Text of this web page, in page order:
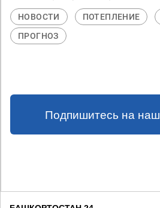
НОВОСТИ ПОТЕПЛЕНИЕ
ПРОГНОЗ
Подпишитесь на наш